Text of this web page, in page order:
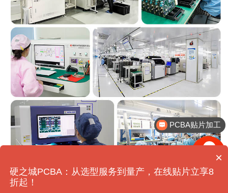
PCBA贴片加工
BOM一站配齐
×
硬之城PCBA：从选型服务到量产，在线贴片立享8
折起！